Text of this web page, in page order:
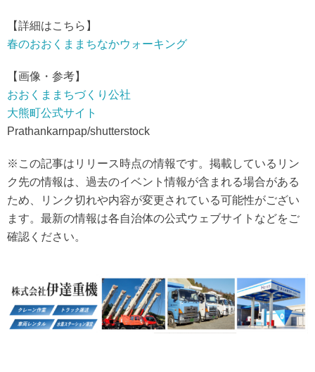
【詳細はこちら】
春のおおくままちなかウォーキング
【画像・参考】
おおくままちづくり公社
大熊町公式サイト
Prathankarnpap/shutterstock
※この記事はリリース時点の情報です。掲載しているリン
ク先の情報は、過去のイベント情報が含まれる場合がある
ため、リンク切れや内容が変更されている可能性がござい
ます。最新の情報は各自治体の公式ウェブサイトなどをご
確認ください。